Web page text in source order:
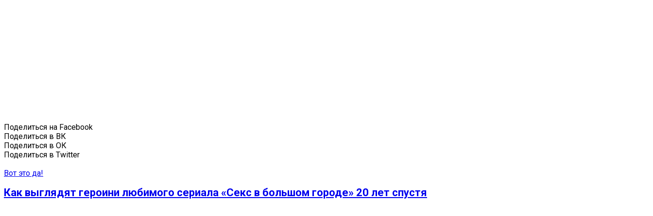
Поделиться на Facebook
Поделиться в ВК
Поделиться в ОК
Поделиться в Twitter
Вот это да!
Как выглядят героини любимого сериала «Секс в большом городе» 20 лет спустя